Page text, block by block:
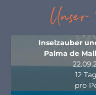
Inselzauber
Palma de
12
pro